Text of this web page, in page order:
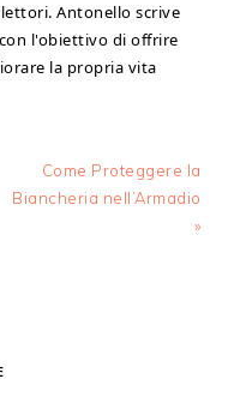
lettori. Antonello scrive
l'obiettivo di offrire
la propria vita
Next
Post:
Come Proteggere la
Biancheria nell’Armadio
»